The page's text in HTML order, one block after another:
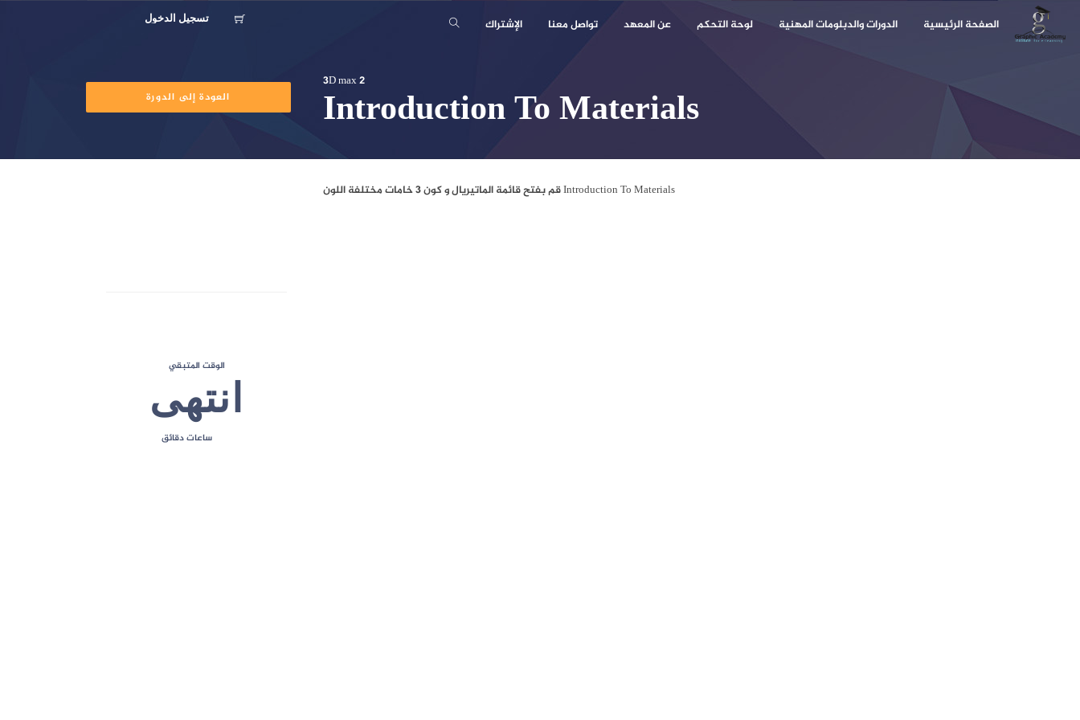
الصفحة الرئيسية الدورات والدبلومات المهنية لوحة التحكم عن المعهد تواصل معنا الإشتراك تسجيل الدخول
3D max 2
Introduction To Materials العودة إلى الدورة
Introduction To Materials قم بفتح قائمة الماتيريال و كون 3 خامات مختلفة اللون
انتهى
الوقت المتبقي
ساعاتدقائق